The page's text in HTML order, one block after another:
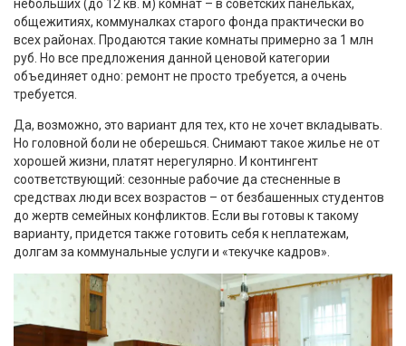
небольших (до 12 кв. м) комнат – в советских панельках,
общежитиях, коммуналках старого фонда практически во
всех районах. Продаются такие комнаты примерно за 1 млн
руб. Но все предложения данной ценовой категории
объединяет одно: ремонт не просто требуется, а очень
требуется.
Да, возможно, это вариант для тех, кто не хочет вкладывать.
Но головной боли не оберешься. Снимают такое жилье не от
хорошей жизни, платят нерегулярно. И контингент
соответствующий: сезонные рабочие да стесненные в
средствах люди всех возрастов – от безбашенных студентов
до жертв семейных конфликтов. Если вы готовы к такому
варианту, придется также готовить себя к неплатежам,
долгам за коммунальные услуги и «текучке кадров».